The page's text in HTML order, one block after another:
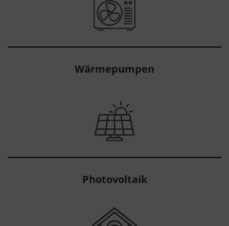
Wärmepumpen
Photovoltaik